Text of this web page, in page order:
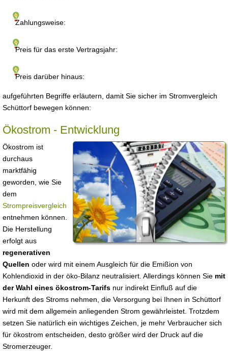
Zahlungsweise:
Preis für das erste Vertragsjahr:
Preis darüber hinaus:
aufgeführten Begriffe erläutern, damit Sie sicher im Stromvergleich
Schüttorf bewegen können:
Ökostrom - Entwicklung
Ökostrom ist
durchaus
marktfähig
geworden, wie Sie
dem
Strompreisvergleich
entnehmen können.
Die Herstellung
erfolgt aus
regenerativen
Quellen oder wird mit einem Ausgleich für die Emißion von
Kohlendioxid in der öko-Bilanz neutralisiert. Allerdings können Sie mit
der Wahl eines ökostrom-Tarifs nur indirekt Einfluß auf die
Herkunft des Stroms nehmen, die Versorgung bei Ihnen in Schüttorf
wird mit dem allgemein anliegenden Strom gewährleistet. Trotzdem
setzen Sie natürlich ein wichtiges Zeichen, je mehr Verbraucher sich
für ökostrom entscheiden, desto größer wird der Druck auf die
Stromerzeuger.